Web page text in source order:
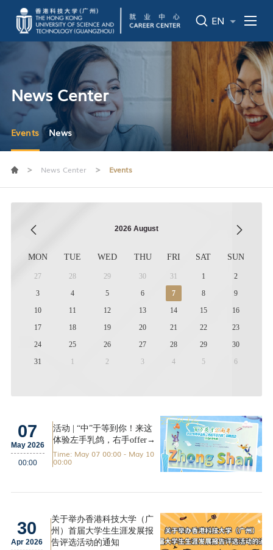
EN
News Center
Events News
> News Center > Events
August
2026
MON TUE WED THU FRI SAT SUN
27 28 29 30 31 1
2
3
4 5 6 7 8
9
10
11 12 13 14 15
16
17
18 19 20 21 22
23
24
25 26 27 28 29
30
31
1 2 3 4 5 6
07
May 2026
00:00
活动 | “中”于等到你！来这
体验左手乳鸽，右手offer→
Time: May 07 00:00 - May 10
00:00
30
Apr 2026
关于举办香港科技大学（广
州）首届大学生生涯发展报
告评选活动的通知